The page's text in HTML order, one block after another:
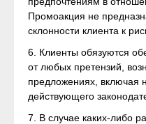
Промоакция не
склонности клиента к
6. Клиенты обязуются
от любых претензий,
предложениях, включая
действующего
7. В случае каких-либо